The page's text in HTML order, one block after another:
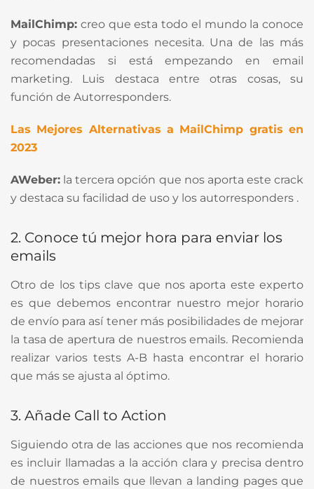
MailChimp: creo que esta todo el mundo la conoce
y pocas presentaciones necesita. Una de las más
recomendadas si está empezando en email
marketing. Luis destaca entre otras cosas, su
función de Autorresponders.
Las Mejores Alternativas a MailChimp gratis en
2023
AWeber: la tercera opción que nos aporta este crack
y destaca su facilidad de uso y los autorresponders .
2. Conoce tú mejor hora para enviar los
emails
Otro de los tips clave que nos aporta este experto
es que debemos encontrar nuestro mejor horario
de envío para así tener más posibilidades de mejorar
la tasa de apertura de nuestros emails. Recomienda
realizar varios tests A-B hasta encontrar el horario
que más se ajusta al óptimo.
3. Añade Call to Action
Siguiendo otra de las acciones que nos recomienda
es incluir llamadas a la acción clara y precisa dentro
de nuestros emails que llevan a landing pages que